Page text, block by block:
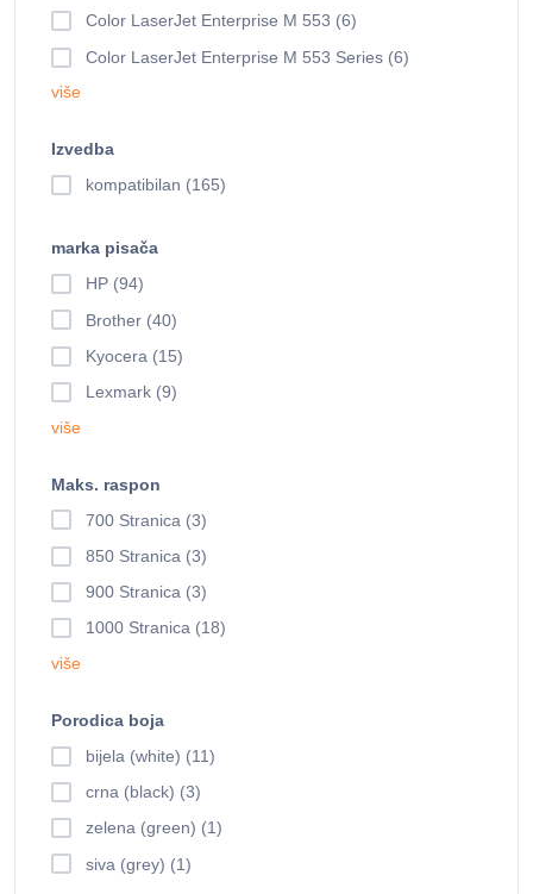
Color LaserJet Enterprise M 553 (6)
Color LaserJet Enterprise M 553 Series (6)
više
Izvedba
kompatibilan (165)
marka pisača
HP (94)
Brother (40)
Kyocera (15)
Lexmark (9)
više
Maks. raspon
700 Stranica (3)
850 Stranica (3)
900 Stranica (3)
1000 Stranica (18)
više
Porodica boja
bijela (white) (11)
crna (black) (3)
zelena (green) (1)
siva (grey) (1)